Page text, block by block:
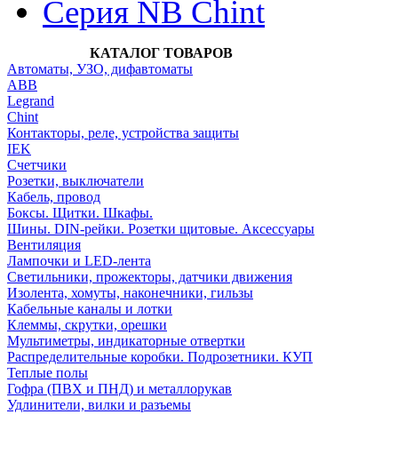
Серия NB Chint
КАТАЛОГ ТОВАРОВ
Автоматы, УЗО, дифавтоматы
АВВ
Legrand
Chint
Контакторы, реле, устройства защиты
IEK
Счетчики
Розетки, выключатели
Кабель, провод
Боксы. Щитки. Шкафы.
Шины. DIN-рейки. Розетки щитовые. Аксессуары
Вентиляция
Лампочки и LED-лента
Светильники, прожекторы, датчики движения
Изолента, хомуты, наконечники, гильзы
Кабельные каналы и лотки
Клеммы, скрутки, орешки
Мультиметры, индикаторные отвертки
Распределительные коробки. Подрозетники. КУП
Теплые полы
Гофра (ПВХ и ПНД) и металлорукав
Удлинители, вилки и разъемы